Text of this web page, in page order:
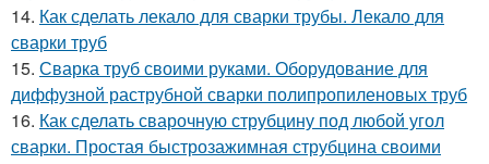
14. Как сделать лекало для сварки трубы. Лекало для
сварки труб
15. Сварка труб своими руками. Оборудование для
диффузной раструбной сварки полипропиленовых труб
16. Как сделать сварочную струбцину под любой угол
сварки. Простая быстрозажимная струбцина своими